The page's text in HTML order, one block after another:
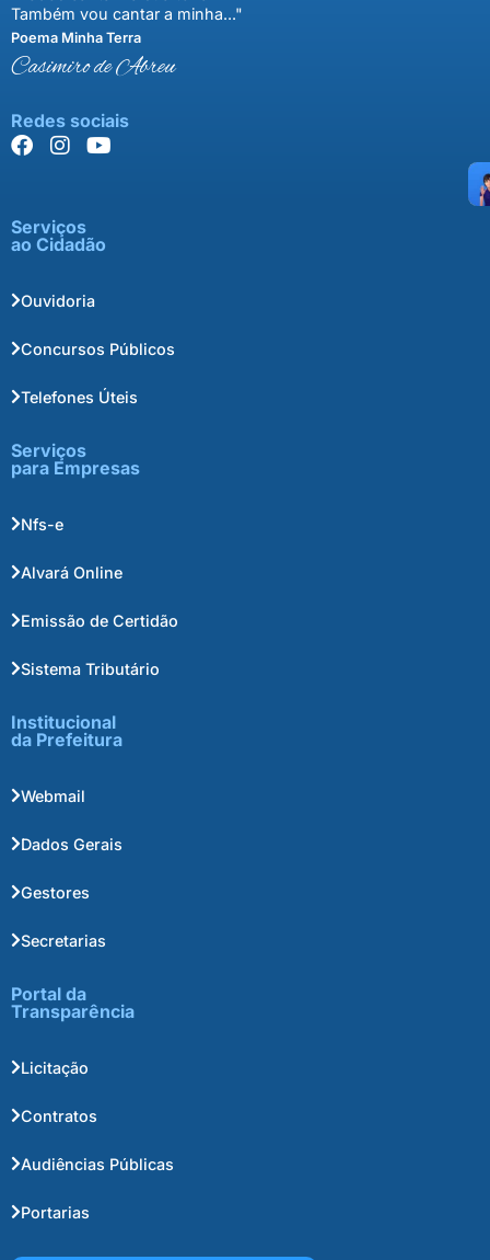
Também vou cantar a minha..."
Poema Minha Terra
Casimiro de Abreu
Redes sociais
Serviços
ao Cidadão
Ouvidoria
Concursos Públicos
Telefones Úteis
Serviços
para Empresas
Nfs-e
Alvará Online
Emissão de Certidão
Sistema Tributário
Institucional
da Prefeitura
Webmail
Dados Gerais
Gestores
Secretarias
Portal da
Transparência
Licitação
Contratos
Audiências Públicas
Portarias